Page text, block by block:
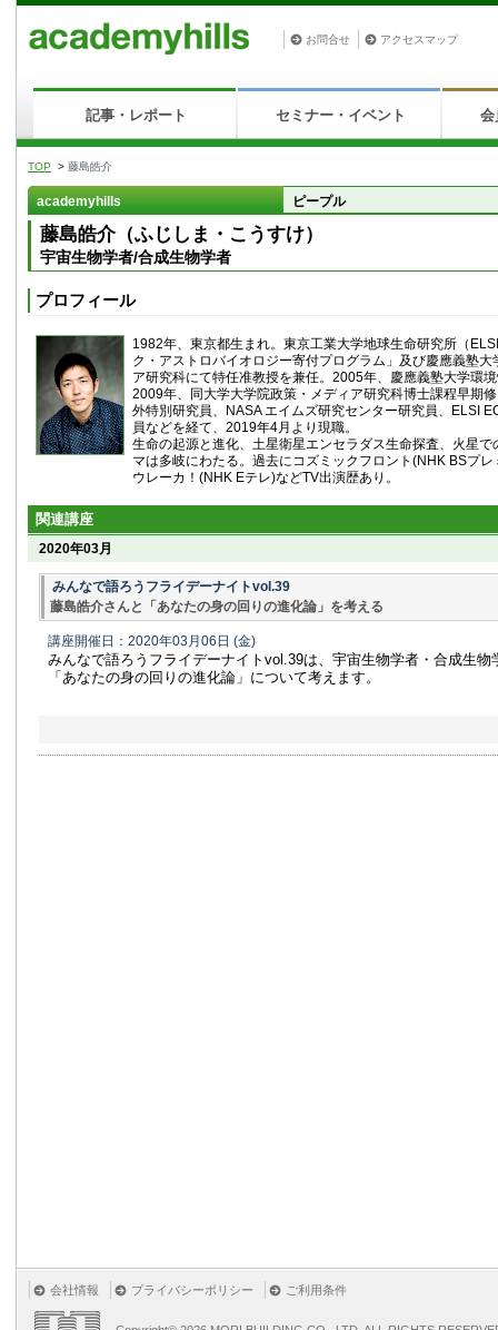
お問合せ アクセスマップ
記事・レポート セミナー・イベント 会
TOP > 藤島皓介
academyhills ピープル
藤島皓介（ふじしま・こうすけ）
宇宙生物学者/合成生物学者
プロフィール
1982年、東京都生まれ。東京工業大学地球生命研究所（
ク・アストロバイオロジー寄付プログラム」及び慶應義塾大
ア研究科にて特任准教授を兼任。2005年、慶應義塾大学環
2009年、同大学大学院政策・メディア研究科博士課程早期
外特別研究員、NASA エイムズ研究センター研究員、ELSI
員などを経て、2019年4月より現職。
生命の起源と進化、土星衛星エンセラダス生命探査、火星で
マは多岐にわたる。過去にコズミックフロント(NHK BSプ
ウレーカ！(NHK Eテレ)などTV出演歴あり。
関連講座
2020年03月
みんなで語ろうフライデーナイトvol.39
藤島皓介さんと「あなたの身の回りの進化論」を考える
講座開催日：2020年03月06日 (金)
みんなで語ろうフライデーナイトvol.39は、宇宙生物学者・合成生物
「あなたの身の回りの進化論」について考えます。
会社情報 プライバシーポリシー ご利用条件